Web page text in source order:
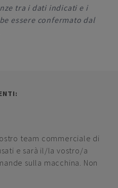
tra i dati indicati e i
essere confermato dal
team commerciale di
e sarà il/la vostro/a
sulla macchina. Non